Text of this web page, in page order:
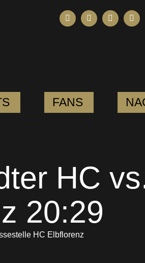
FANS
HC
20:29
HC Elbflorenz